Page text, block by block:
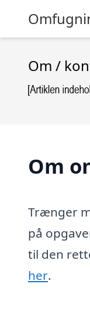
Om /
Om
Trænger
på
til den
her.